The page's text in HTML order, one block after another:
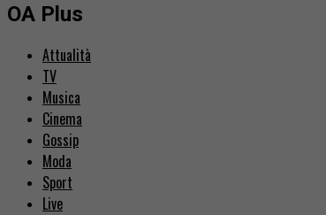
OA Plus
Attualità
TV
Musica
Cinema
Gossip
Moda
Sport
Live